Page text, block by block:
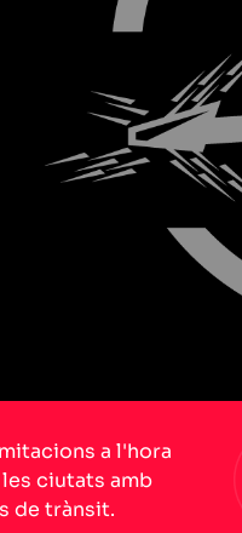
a l'hora
ciutats amb
de trànsit.